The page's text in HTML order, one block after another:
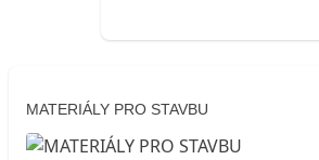
MATERIÁLY PRO STAVBU